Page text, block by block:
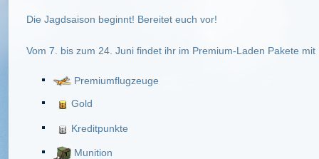
Die Jagdsaison beginnt! Bereitet euch vor!
Vom 7. bis zum 24. Juni findet ihr im Premium-Laden Pakete mit
Premiumflugzeuge
Gold
Kreditpunkte
Munition